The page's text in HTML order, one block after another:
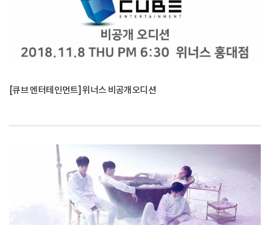
[큐브 엔터테인먼트] 위너스 비공개오디션